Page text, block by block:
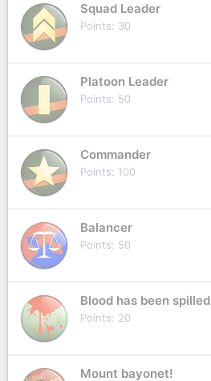
Squad Leader
Points 30
Platoon Leader
Points 50
Commander
Points 100
Balancer
Points 50
Blood has been spilled
Points 20
Mount bayonet!